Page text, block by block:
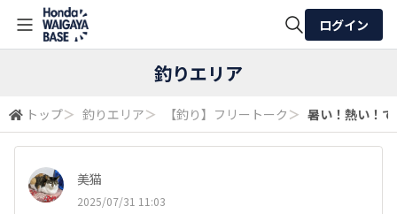
検索
ログイン
釣りエリア
トップ＞ 釣りエリア＞ 【釣り】フリートーク ＞ 暑い！熱い！
美猫
2025/07/31 11:03